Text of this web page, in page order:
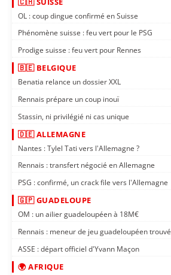
OL : coup dingue confirmé en Suisse
Phénomène suisse : feu vert pour le PSG
Prodige suisse : feu vert pour Rennes
🇧🇪 BELGIQUE
Benatia relance un dossier XXL
Rennais prépare un coup inouï
Stassin, ni privilégié ni cas unique
🇩🇪 ALLEMAGNE
Nantes : Tylel Tati vers l'Allemagne ?
Rennais : transfert négocié en Allemagne
PSG : confirmé, un crack file vers l'Allemagne
🇬🇵 GUADELOUPE
OM : un ailier guadeloupéen à 18M€
Rennais : meneur de jeu guadeloupéen trouvé
ASSE : départ officiel d'Yvann Maçon
🌍 AFRIQUE